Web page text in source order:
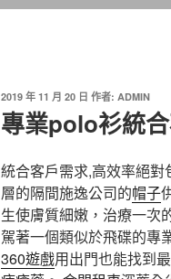
發
佈
於
2019 年 11 月 20 日 作者: ADMIN
專業polo衫統
統合客戶需求,高效率絕對
層的隔間施逸公司的帽子
生使膚質細嫩，治療一次
駕著一個類似於飛碟的專
360遊戲用出門也能找到